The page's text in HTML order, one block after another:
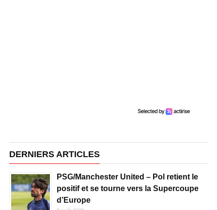
DERNIERS ARTICLES
PSG/Manchester United – Pol retient le
positif et se tourne vers la Supercoupe
d’Europe